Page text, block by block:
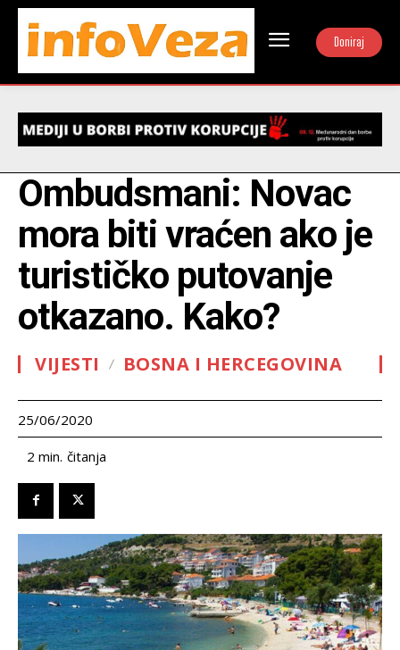
Doniraj
Ombudsmani: Novac
mora biti vraćen ako je
turističko putovanje
otkazano. Kako?
VIJESTI BOSNA I HERCEGOVINA
25/06/2020
2 min. čitanja